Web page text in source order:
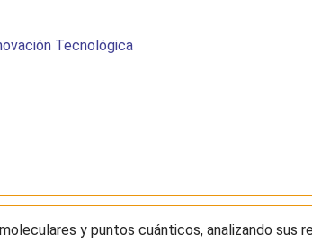
Tecnológica
y puntos cuánticos, analizando sus